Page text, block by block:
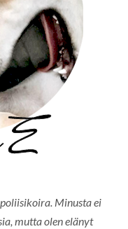
Minusta ei
mutta olen elänyt